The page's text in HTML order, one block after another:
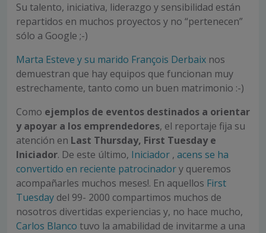
Su talento, iniciativa, liderazgo y sensibilidad están
repartidos en muchos proyectos y no “pertenecen”
sólo a Google ;-)
Marta Esteve y su marido François Derbaix nos
demuestran que hay equipos que funcionan muy
estrechamente, tanto como un buen matrimonio :-)
Como ejemplos de eventos destinados a orientar
y apoyar a los emprendedores, el reportaje fija su
atención en Last Thursday, First Tuesday e
Iniciador. De este último, Iniciador , acens se ha
convertido en reciente patrocinadory queremos
acompañarles muchos meses!. En aquellos First
Tuesday del 99- 2000 compartimos muchos de
nosotros divertidas experiencias y, no hace mucho,
Carlos Blanco tuvo la amabilidad de invitarme a una